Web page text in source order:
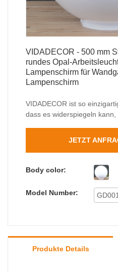
VIDADECOR - 500 mm
rundes Opal-
Lampenschirm für
Lampenschirm
VIDADECOR ist so
dass es widerspiegeln
Herstellungsstandards
JETZT
Body color:
Model Number:
Produkte Details